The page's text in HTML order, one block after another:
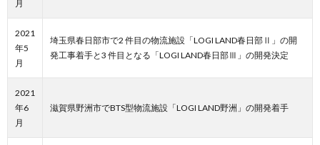
月
2021
年5
月
埼玉県春日部市で2 件目の物流施設「LOGI LAND春日部Ⅱ」の開
発工事着手と3 件目となる「LOGI LAND春日部Ⅲ」の開発決定
2021
年6
月
滋賀県野洲市でBTS型物流施設「LOGI LAND野洲」の開発着手